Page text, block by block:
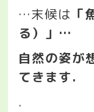
…末候は 「
る）」 …
自然の姿が
てきます.
.